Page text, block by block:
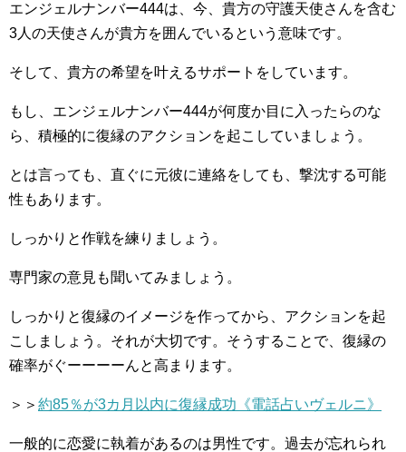
エンジェルナンバー444は、今、貴方の守護天使さんを含む
3人の天使さんが貴方を囲んでいるという意味です。
そして、貴方の希望を叶えるサポートをしています。
もし、エンジェルナンバー444が何度か目に入ったらのな
ら、積極的に復縁のアクションを起こしていましょう。
とは言っても、直ぐに元彼に連絡をしても、撃沈する可能
性もあります。
しっかりと作戦を練りましょう。
専門家の意見も聞いてみましょう。
しっかりと復縁のイメージを作ってから、アクションを起
こしましょう。それが大切です。そうすることで、復縁の
確率がぐーーーーんと高まります。
＞＞ 約85％が3カ月以内に復縁成功《電話占いヴェルニ》
一般的に恋愛に執着があるのは男性です。過去が忘れられ